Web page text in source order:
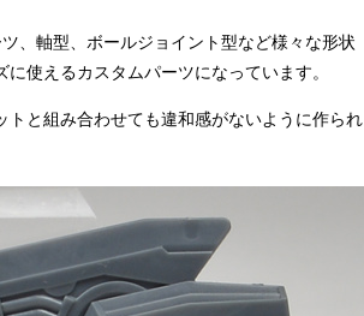
、軸型、ボールジョイント型など様々な形状
使えるカスタムパーツになっています。
と組み合わせても違和感がないように作られ